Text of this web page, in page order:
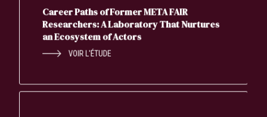
Career Paths of Former META FAIR
Researchers: A Laboratory That Nurtures
an Ecosystem of Actors
VOIR L'ÉTUDE